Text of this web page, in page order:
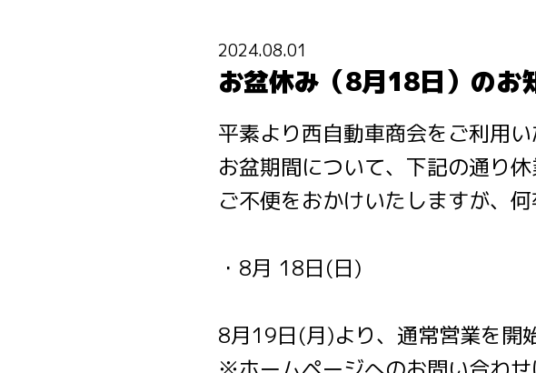
2024.08.01
お盆休み（8月18日）のお
平素より西自動車商会をご利用
お盆期間について、下記の通り休
ご不便をおかけいたしますが、
・8月 18日(日)
8月19日(月)より、通常営業を開